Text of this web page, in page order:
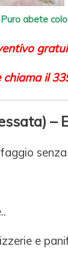
abete
chiama il
–
e